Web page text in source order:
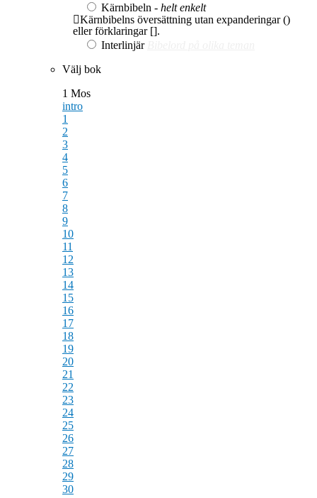
Kärnbibeln - helt enkelt
Kärnbibelns översättning utan expanderingar ()
eller förklaringar [].
Interlinjär
Välj bok
1 Mos
intro
1
2
3
4
5
6
7
8
9
10
11
12
13
14
15
16
17
18
19
20
21
22
23
24
25
26
27
28
29
30